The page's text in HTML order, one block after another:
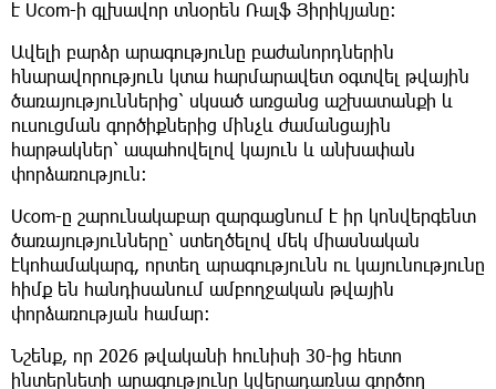
է Ucom-ի գլխավոր տնօրեն Ռալֆ Յիրիկյանը։
Ավելի բարձր արագությունը բաժանորդներին
հնարավորություն կտա հարմարավետ օգտվել թվային
ծառայություններից՝ սկսած առցանց աշխատանքի և
ուսուցման գործիքներից մինչև ժամանցային
հարթակներ՝ ապահովելով կայուն և անխափան
փորձառություն։
Ucom-ը շարունակաբար զարգացնում է իր կոնվերգենտ
ծառայությունները՝ ստեղծելով մեկ միասնական
էկոհամակարգ, որտեղ արագությունն ու կայունությունը
հիմք են հանդիսանում ամբողջական թվային
փորձառության համար։
Նշենք, որ 2026 թվականի հունիսի 30-ից հետո
ինտերնետի արագությունը կվերադառնա գործող